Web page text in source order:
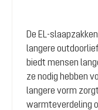
De EL-
langere
biedt mensen
ze nodig hebben
langere vorm
warmteverdeling